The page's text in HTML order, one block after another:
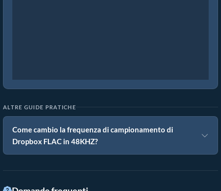
ALTRE GUIDE PRATICHE
Come cambio la frequenza di campionamento di
Dropbox FLAC in 48KHZ?